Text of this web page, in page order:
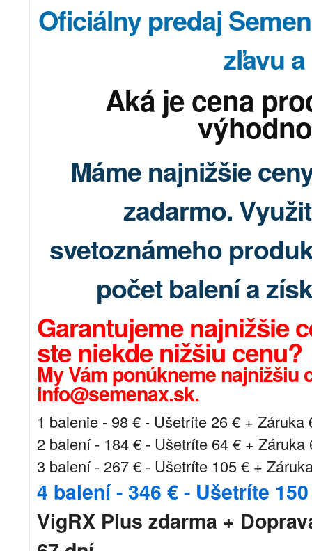
Oficiálny predaj
zľavu
Aká je cena
Máme najnižšie
zadarmo.
svetoznámeho
počet balení a
Garantujeme najnižšie
ste niekde nižšiu cenu?
My Vám ponúkneme najnižšiu
info@semenax.sk.
1 balenie - 98 € - Ušetríte 26 € + Záruka
2 balení - 184 € - Ušetríte 64 € + Záruka
3 balení - 267 € - Ušetríte 105 € +
4 balení - 346 € - Ušetríte
VigRX Plus zdarma +